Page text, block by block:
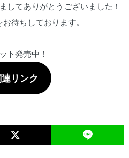
してありがとうございました！
待ちしております。
ト発売中！
リンク